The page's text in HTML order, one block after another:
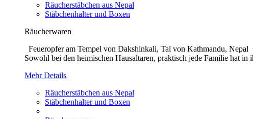
Räucherstäbchen aus Nepal
Stäbchenhalter und Boxen
Räucherwaren
Feueropfer am Tempel von Dakshinkali, Tal von Kathmandu,
Sowohl bei den heimischen Hausaltaren, praktisch jede Familie hat in
Mehr Details
Räucherstäbchen aus Nepal
Stäbchenhalter und Boxen